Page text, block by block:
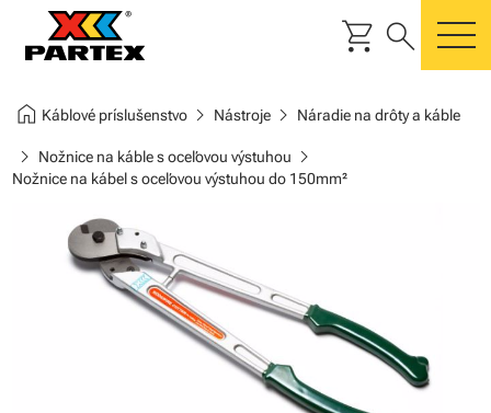
shopping_cart search
home Káblové príslušenstvochevron_right Nástrojechevron_right Náradie na drôty a káble
chevron_right Nožnice na káble s oceľovou výstuhou chevron_right
Nožnice na kábel s oceľovou výstuhou do 150mm²